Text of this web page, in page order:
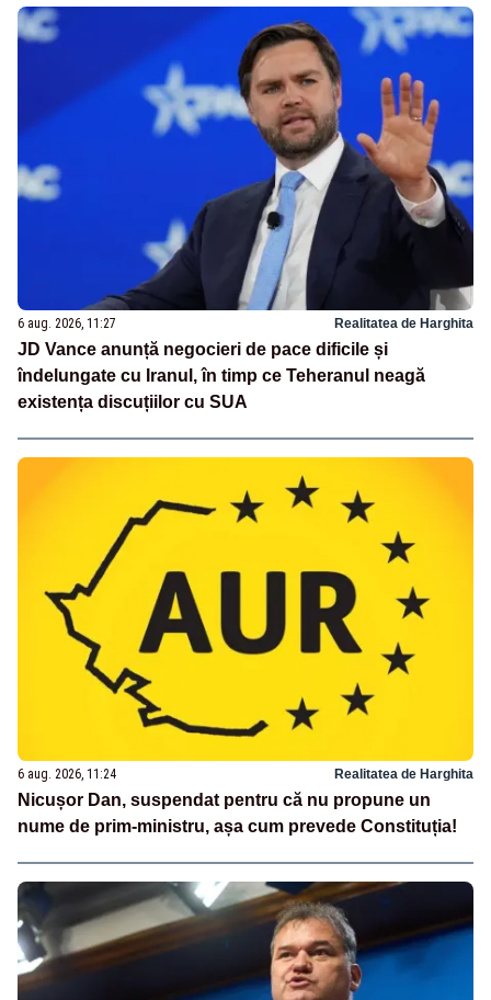
6 aug. 2026, 11:27 Realitatea de Harghita
JD Vance anunță negocieri de pace dificile și
îndelungate cu Iranul, în timp ce Teheranul neagă
existența discuțiilor cu SUA
6 aug. 2026, 11:24 Realitatea de Harghita
Nicușor Dan, suspendat pentru că nu propune un
nume de prim-ministru, așa cum prevede Constituția!